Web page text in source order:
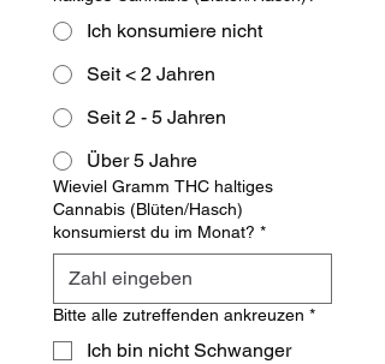
Ich konsumiere nicht
Seit < 2 Jahren
Seit 2 - 5 Jahren
Über 5 Jahre
Wieviel Gramm THC haltiges
Cannabis (Blüten/Hasch)
konsumierst du im Monat? *
Bitte alle zutreffenden ankreuzen *
Ich bin nicht Schwanger